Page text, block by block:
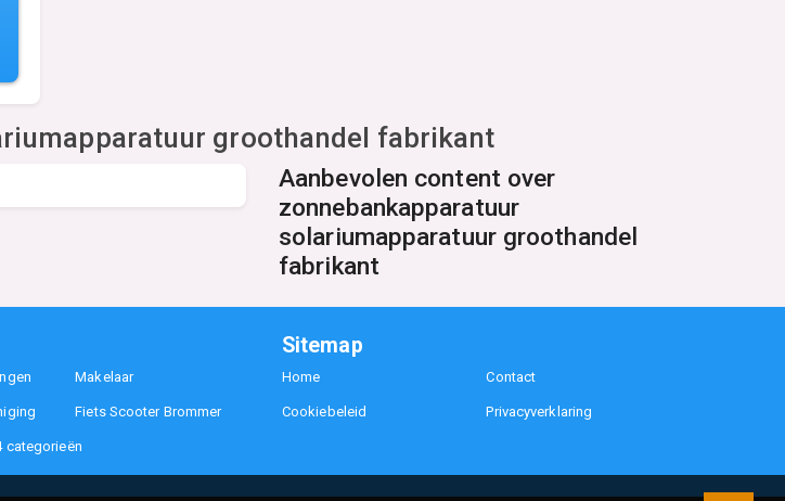
groothandel fabrikant
Aanbevolen content over
zonnebankapparatuur
solariumapparatuur groothandel
fabrikant
Makelaar
Fiets Scooter Brommer
categorieën
Sitemap
Home Contact
Cookiebeleid Privacyverklaring